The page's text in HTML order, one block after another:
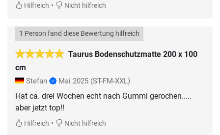
Hilfreich • Nicht hilfreich
Taurus Bodenschutzmatte 200 x 100
cm
1 Person fand diese Bewertung hilfreich
Stefan Mai 2025 (ST-FM-XXL)
Hat ca. drei Wochen echt nach Gummi gerochen.....
aber jetzt top!!
Hilfreich • Nicht hilfreich